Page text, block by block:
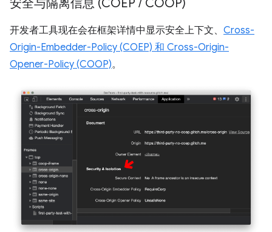
安全与隔离信息 (COEP / COOP)
开发者工具现在会在框架详情中显示安全上下文、 Cross-
Origin-Embedder-Policy (COEP) 和 Cross-Origin-
Opener-Policy (COOP)。